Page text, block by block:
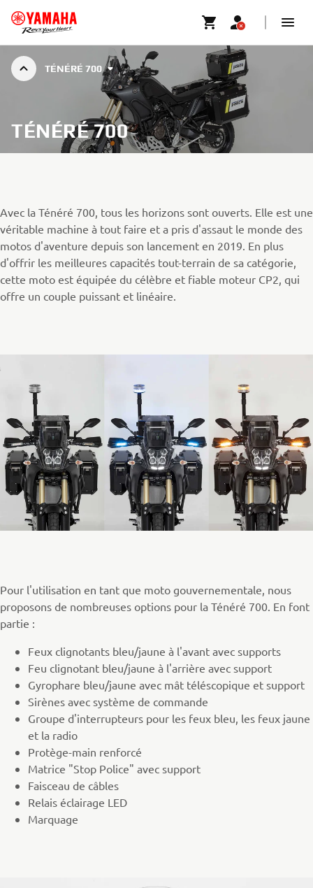
TÉNÉRÉ 700
TÉNÉRÉ 700
Avec la Ténéré 700, tous les horizons sont ouverts. Elle est une
véritable machine à tout faire et a pris d'assaut le monde des
motos d'aventure depuis son lancement en 2019. En plus
d'offrir les meilleures capacités tout-terrain de sa catégorie,
cette moto est équipée du célèbre et fiable moteur CP2, qui
offre un couple puissant et linéaire.
Pour l'utilisation en tant que moto gouvernementale, nous
proposons de nombreuses options pour la Ténéré 700. En font
partie :
Feux clignotants bleu/jaune à l'avant avec supports
Feu clignotant bleu/jaune à l'arrière avec support
Gyrophare bleu/jaune avec mât téléscopique et support
Sirènes avec système de commande
Groupe d'interrupteurs pour les feux bleu, les feux jaune
et la radio
Protège-main renforcé
Matrice "Stop Police" avec support
Faisceau de câbles
Relais éclairage LED
Marquage